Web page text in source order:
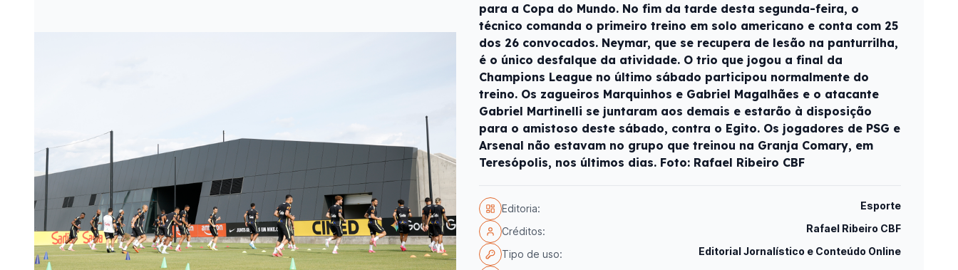
para a Copa do Mundo. No fim da tarde desta segunda-feira, o
técnico comanda o primeiro treino em solo americano e conta com 25
dos 26 convocados. Neymar, que se recupera de lesão na panturrilha,
é o único desfalque da atividade. O trio que jogou a final da
Champions League no último sábado participou normalmente do
treino. Os zagueiros Marquinhos e Gabriel Magalhães e o atacante
Gabriel Martinelli se juntaram aos demais e estarão à disposição
para o amistoso deste sábado, contra o Egito. Os jogadores de PSG e
Arsenal não estavam no grupo que treinou na Granja Comary, em
Teresópolis, nos últimos dias. Foto: Rafael Ribeiro CBF
Editoria: Esporte
Créditos: Rafael Ribeiro CBF
Tipo de uso:
Editorial Jornalístico e Conteúdo Online